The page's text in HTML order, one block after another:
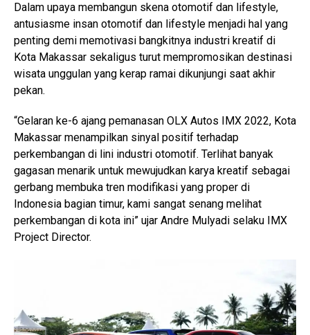
Dalam upaya membangun skena otomotif dan lifestyle,
antusiasme insan otomotif dan lifestyle menjadi hal yang
penting demi memotivasi bangkitnya industri kreatif di
Kota Makassar sekaligus turut mempromosikan destinasi
wisata unggulan yang kerap ramai dikunjungi saat akhir
pekan.
“Gelaran ke-6 ajang pemanasan OLX Autos IMX 2022, Kota
Makassar menampilkan sinyal positif terhadap
perkembangan di lini industri otomotif. Terlihat banyak
gagasan menarik untuk mewujudkan karya kreatif sebagai
gerbang membuka tren modifikasi yang proper di
Indonesia bagian timur, kami sangat senang melihat
perkembangan di kota ini” ujar Andre Mulyadi selaku IMX
Project Director.